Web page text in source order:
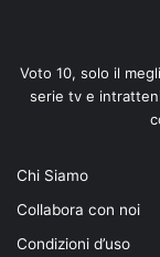
Voto 10, solo il
serie tv e
Chi Siamo
Collabora con noi
Condizioni d’uso